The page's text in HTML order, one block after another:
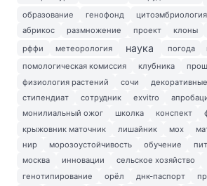
образование генофонд цитоэмбриология
абрикос
размножение проект клоны
рффи
метеорология наука погода
помологическая комиссия
клубника
физиология растений
сочи
стипендиат
сотрудник exvitro
монилиальный ожог
школка конспект
крыжовник маточник
лишайник мох
нир
морозоустойчивость обучение
москва
инновации сельское хозяйство
генотипирование
орёл днк-паспорт